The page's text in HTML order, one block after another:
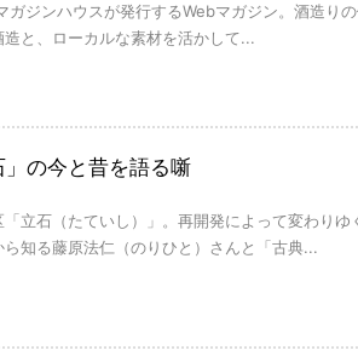
ガジンハウスが発行するWebマガジン。酒造り
と、ローカルな素材を活かして...
の今と昔を語る噺
立石（たていし）」。再開発によって変わりゆ
知る藤原法仁（のりひと）さんと「古典...